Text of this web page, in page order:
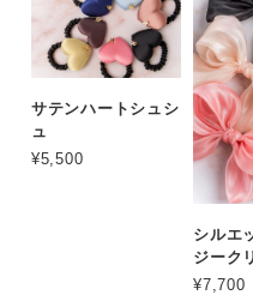
サテンハートシュシ
ュ
¥5,500
シルエ
ジーク
¥7,700